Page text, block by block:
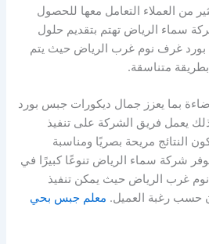
من العملاء التعامل معها للحصول
سماء الرياض تهتم بتقديم حلول
غرف نوم غرب الرياض حيث يتم
متناسقة.
بما يعزز جمال ديكورات جبس بورد
يعمل فريق الشركة على تنفيذ
النتائج مريحة بصريًا ومناسبة
شركة سماء الرياض تنوعًا كبيرًا في
غرب الرياض حيث يمكن تنفيذ
حسب رغبة العميل. معلم جبس بحي